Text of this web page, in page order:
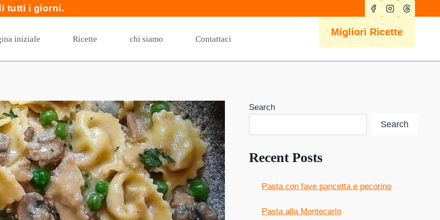
tutti i giorni.
iniziale Ricette chi siamo Contattaci
Migliori Ricette
Search
Search
Recent Posts
Pasta con fave pancetta e pecorino
Pasta alla Montecarlo